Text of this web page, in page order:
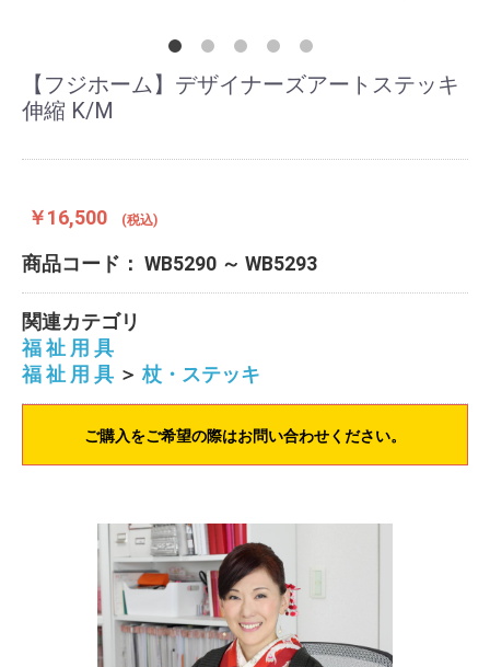
【フジホーム】デザイナーズアートステッキ
伸縮 K/M
￥16,500 (税込)
商品コード： WB5290 ～ WB5293
関連カテゴリ
福 祉 用 具
福 祉 用 具 ＞ 杖・ステッキ
ご購入をご希望の際はお問い合わせください。